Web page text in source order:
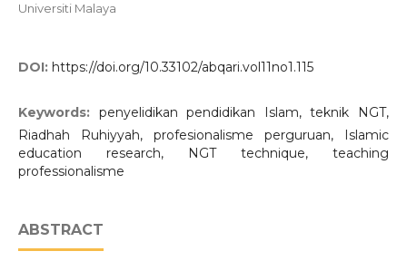
Universiti Malaya
DOI: https://doi.org/10.33102/abqari.vol11no1.115
Keywords: penyelidikan pendidikan Islam, teknik NGT,
Riadhah Ruhiyyah, profesionalisme perguruan, Islamic
education research, NGT technique, teaching
professionalisme
ABSTRACT